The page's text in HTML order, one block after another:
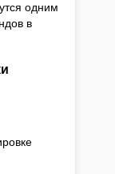
одним
в